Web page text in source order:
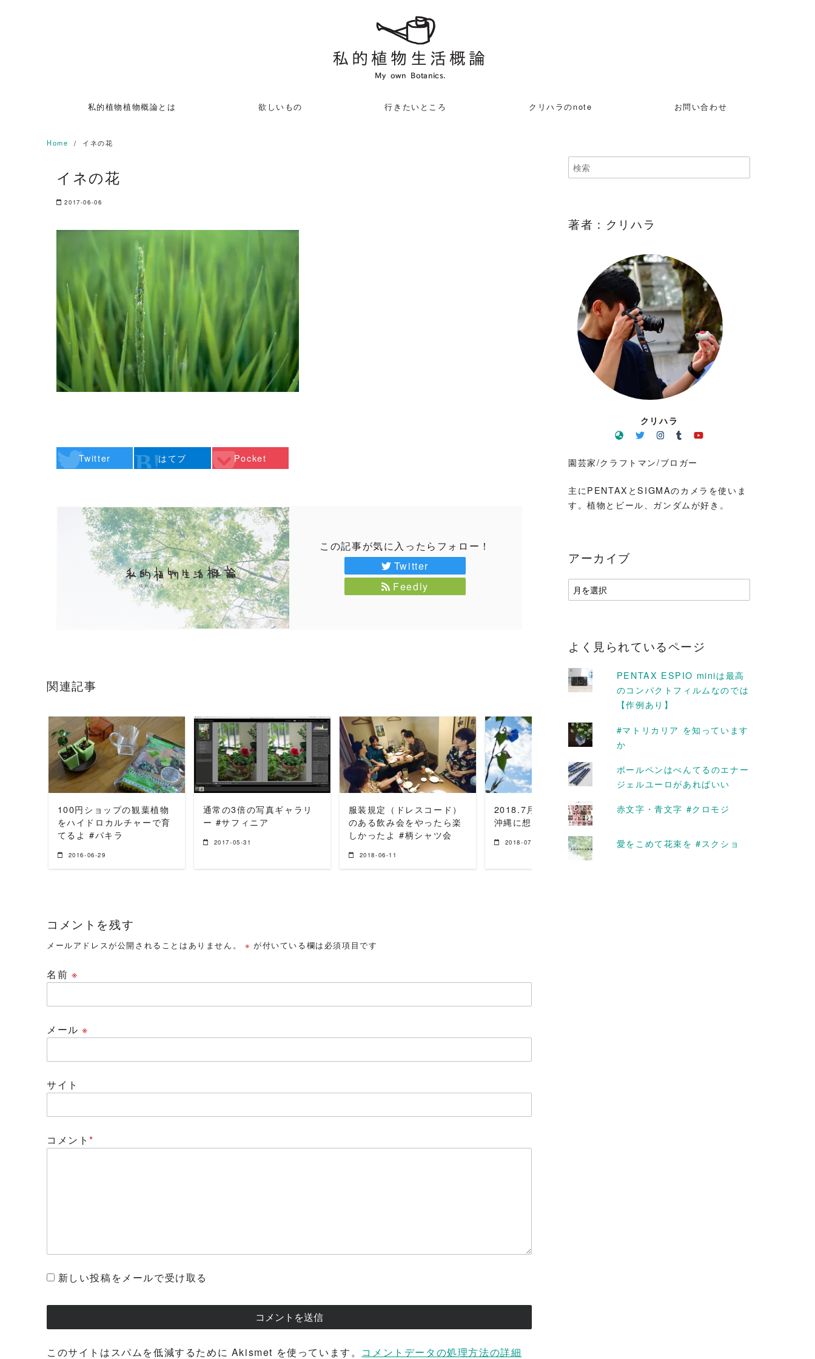
私的植物植物概論とは 欲しいもの 行きたいところ クリハラのnote お問い合わせ
Home イネの花
イネの花
2017-06-06
Twitter はてブ Pocket
この記事が気に入ったらフォロー！
Twitter
Feedly
関連記事
READ MORE
100円ショップの観葉植物
をハイドロカルチャーで育
てるよ #パキラ
2016-06-29
READ MORE
通常の3倍の写真ギャラリ
ー #サフィニア
2017-05-31
READ MORE
服装規定（ドレスコード）
のある飲み会をやったら楽
しかったよ #柄シャツ会
2018-06-11
2018.7月の楽しみなこと
沖縄に想いを馳せたりする
2018-07-05
サクラをどこから見るのか
コメントを残す
メールアドレスが公開されることはありません。 ※ が付いている欄は必須項目です
名前 ※
メール※
サイト
コメント*
新しい投稿をメールで受け取る
このサイトはスパムを低減するために Akismet を使っています。 コメントデータの処理方法の詳細
著者：クリハラ
クリハラ
園芸家/クラフトマン/ブロガー
主にPENTAXとSIGMAのカメラを使いま
す。植物とビール、ガンダムが好き。
アーカイブ
ア
ー
ブ
よく見られているページ
PENTAX ESPIO miniは最高
のコンパクトフィルムなのでは
【作例あり】
#マトリカリア を知っています
か
ボールペンはぺんてるのエナー
ジェルユーロがあればいい
赤文字・青文字 #クロモジ
愛をこめて花束を #スクショ